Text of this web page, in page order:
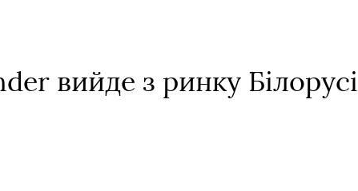
вийде з ринку Білорусі